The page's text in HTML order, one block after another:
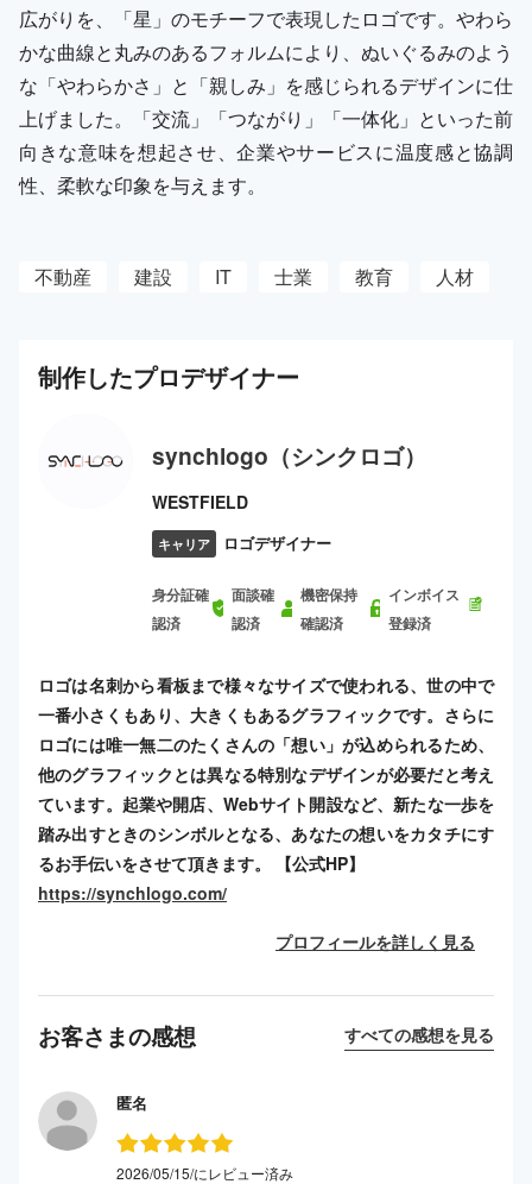
広がりを、「星」のモチーフで表現したロゴです。やわら
かな曲線と丸みのあるフォルムにより、ぬいぐるみのよう
な「やわらかさ」と「親しみ」を感じられるデザインに仕
上げました。「交流」「つながり」「一体化」といった前
向きな意味を想起させ、企業やサービスに温度感と協調
性、柔軟な印象を与えます。
不動産 建設 IT 士業 教育 人材
制作したプロデザイナー
synchlogo（シンクロゴ）
WESTFIELD
キャリア ロゴデザイナー
身分証確
認済
面談確
認済
機密保持
確認済
インボイス
登録済
ロゴは名刺から看板まで様々なサイズで使われる、世の中で
一番小さくもあり、大きくもあるグラフィックです。さらに
ロゴには唯一無二のたくさんの「想い」が込められるため、
他のグラフィックとは異なる特別なデザインが必要だと考え
ています。起業や開店、Webサイト開設など、新たな一歩を
踏み出すときのシンボルとなる、あなたの想いをカタチにす
るお手伝いをさせて頂きます。 【公式HP】
https://synchlogo.com/
プロフィールを詳しく見る
お客さまの感想 すべての感想を見る
匿名
2026/05/15/にレビュー済み